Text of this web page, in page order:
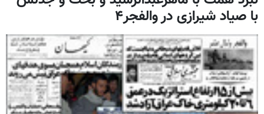
با صیاد شیرازی در والفجر۴